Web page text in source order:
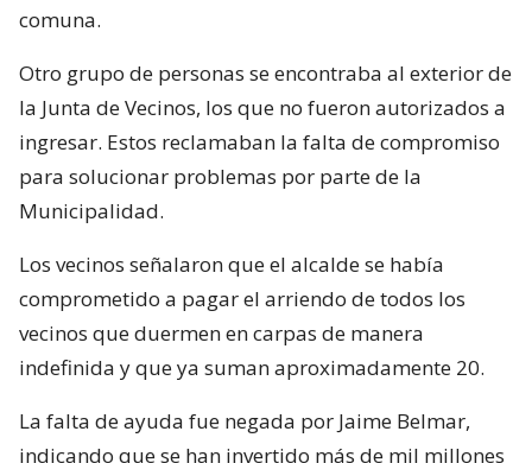
comuna.
Otro grupo de personas se encontraba al exterior de
la Junta de Vecinos, los que no fueron autorizados a
ingresar. Estos reclamaban la falta de compromiso
para solucionar problemas por parte de la
Municipalidad.
Los vecinos señalaron que el alcalde se había
comprometido a pagar el arriendo de todos los
vecinos que duermen en carpas de manera
indefinida y que ya suman aproximadamente 20.
La falta de ayuda fue negada por Jaime Belmar,
indicando que se han invertido más de mil millones